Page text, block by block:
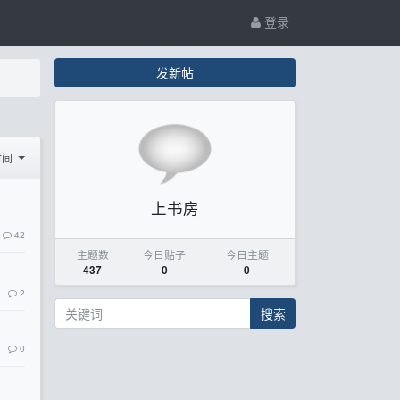
登录
42
2
0
发新帖
上书房
主题数
437
今日贴子
0
今日主题
0
搜索